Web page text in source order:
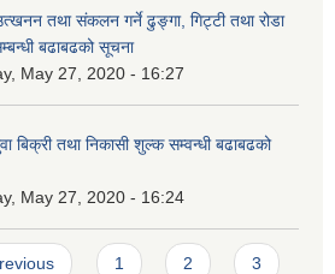
तथा संकलन गर्ने ढुङ्गा, गिट्टी तथा रोडा
बढाबढको सूचना
May 27, 2020 - 16:27
बिक्री तथा निकासी शुल्क सम्वन्धी बढाबढको
May 27, 2020 - 16:24
1 2 3